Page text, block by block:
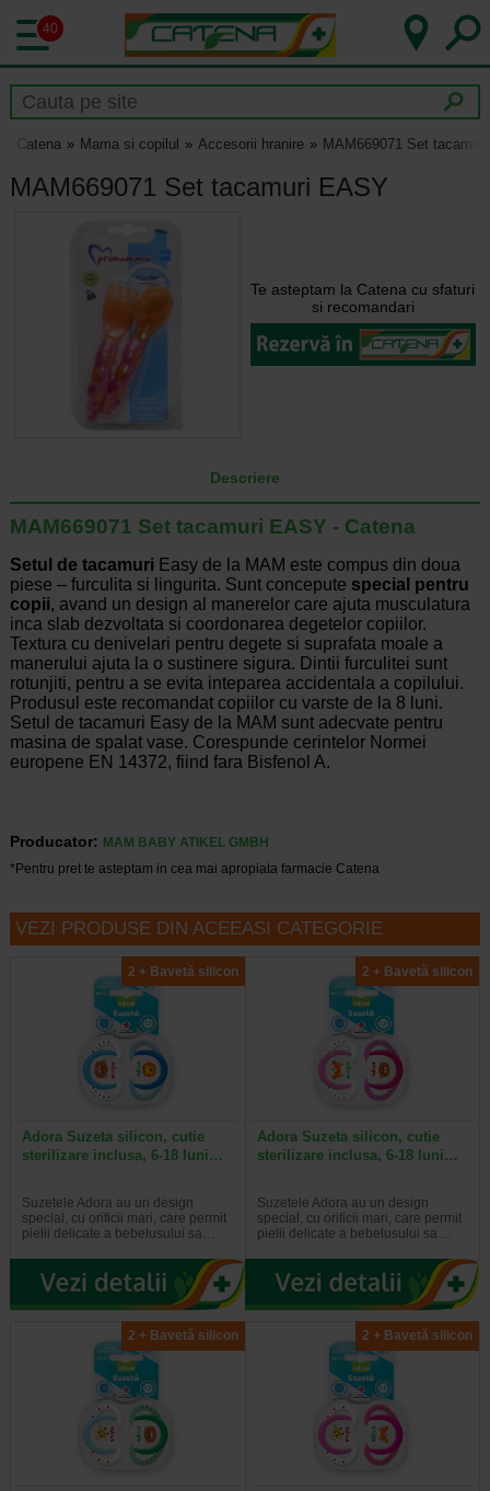
40
Catena Mama si copilul Accesorii hranire MAM669071 Set
MAM669071 Set tacamuri EASY
Te asteptam la Catena cu sfaturi
si recomandari
Descriere
MAM669071 Set tacamuri EASY - Catena
Setul de tacamuri Easy de la MAM este compus din doua
piese – furculita si lingurita. Sunt concepute special pentru
copii, avand un design al manerelor care ajuta musculatura
inca slab dezvoltata si coordonarea degetelor copiilor.
Textura cu denivelari pentru degete si suprafata moale a
manerului ajuta la o sustinere sigura. Dintii furculitei sunt
rotunjiti, pentru a se evita inteparea accidentala a copilului.
Produsul este recomandat copiilor cu varste de la 8 luni.
Setul de tacamuri Easy de la MAM sunt adecvate pentru
masina de spalat vase. Corespunde cerintelor Normei
europene EN 14372, fiind fara Bisfenol A.
Producator: MAM BABY ATIKEL GMBH
*Pentru pret te asteptam in cea mai apropiata farmacie Catena
VEZI PRODUSE DIN ACEEASI CATEGORIE
2 + Bavetă silicon
Adora Suzeta silicon, cutie
sterilizare inclusa, 6-18 luni…
Suzetele Adora au un design
special, cu orificii mari, care permit
pielii delicate a bebelusului sa…
2 + Bavetă silicon
Adora Suzeta silicon, cutie
sterilizare inclusa, 6-18 luni…
Suzetele Adora au un design
special, cu orificii mari, care permit
pielii delicate a bebelusului sa…
2 + Bavetă silicon 2 + Bavetă silicon